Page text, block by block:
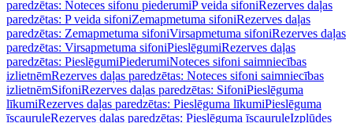
paredzētas: Noteces sifonu piederumiP veida sifoniRezerves daļas
paredzētas: P veida sifoniZemapmetuma sifoniRezerves daļas
paredzētas: Zemapmetuma sifoniVirsapmetuma sifoniRezerves daļas
paredzētas: Virsapmetuma sifoniPieslēgumiRezerves daļas
paredzētas: PieslēgumiPiederumiNoteces sifoni saimniecības
izlietnēmRezerves daļas paredzētas: Noteces sifoni saimniecības
izlietnēmSifoniRezerves daļas paredzētas: SifoniPieslēguma
līkumiRezerves daļas paredzētas: Pieslēguma līkumiPieslēguma
īscauruleRezerves daļas paredzētas: Pieslēguma īscauruleIzplūdes